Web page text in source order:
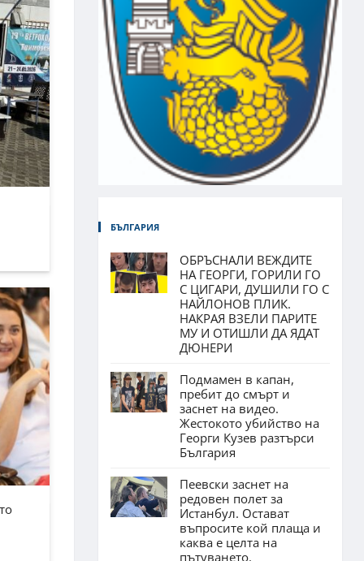
БЪЛГАРИЯ
ОБРЪСНАЛИ ВЕЖДИТЕ
НА ГЕОРГИ, ГОРИЛИ ГО
С ЦИГАРИ, ДУШИЛИ ГО С
НАЙЛОНОВ ПЛИК.
НАКРАЯ ВЗЕЛИ ПАРИТЕ
МУ И ОТИШЛИ ДА ЯДАТ
ДЮНЕРИ
Подмамен в капан,
пребит до смърт и
заснет на видео.
Жестокото убийство на
Георги Кузев разтърси
България
Пеевски заснет на
редовен полет за
Истанбул. Остават
въпросите кой плаща и
каква е целта на
пътуването.